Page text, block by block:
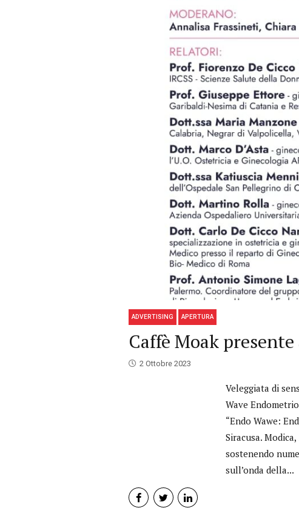
ADVERTISING APERTURA
Caffè Moak
2 Ottobre 2023
Veleggiata di
Wave
“Endo Wawe:
Siracusa.
sostenendo
sull’onda della...